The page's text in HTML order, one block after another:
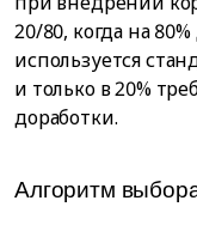
20/80, когда на
используется
и только в 20%
доработки.
Алгоритм